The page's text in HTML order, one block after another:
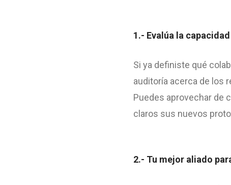
1.- Evalúa la
Si ya definiste qué
auditoría acerca de los
Puedes aprovechar de
claros sus nuevos
2.- Tu mejor aliado